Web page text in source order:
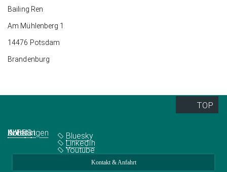
Bailing Ren
Am Mühlenberg 1
14476 Potsdam
Brandenburg
TOP
Abteilungen
IMPRS
Jobs
Kontakt
Bluesky
LinkedIn
Youtube
Kontakt & Anfahrt